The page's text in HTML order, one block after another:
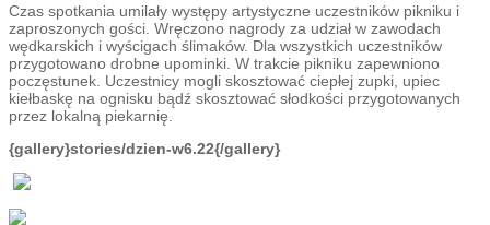
Czas spotkania umilały występy artystyczne uczestników pikniku i
zaproszonych gości. Wręczono nagrody za udział w zawodach
wędkarskich i wyścigach ślimaków. Dla wszystkich uczestników
przygotowano drobne upominki. W trakcie pikniku zapewniono
poczęstunek. Uczestnicy mogli skosztować ciepłej zupki, upiec
kiełbaskę na ognisku bądź skosztować słodkości przygotowanych
przez lokalną piekarnię.
{gallery}stories/dzien-w6.22{/gallery}